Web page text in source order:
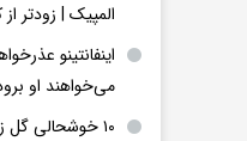
المپیک | زودتر
اینفانتینو
می‌خواهند او
۱۰ خوشحالی گل زودتر از موعد/ ویدئو